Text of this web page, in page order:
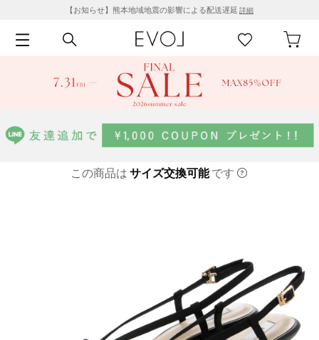
【お知らせ】熊本地域地震の影響による配送遅延 詳細
この商品は サイズ交換可能です